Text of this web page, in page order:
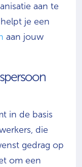
aan te
je een
aan jouw
in de basis
die
gedrag op
om een